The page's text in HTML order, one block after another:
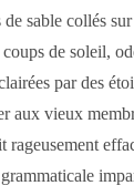
sable collés
de soleil,
par des
aux vieux
rageusement